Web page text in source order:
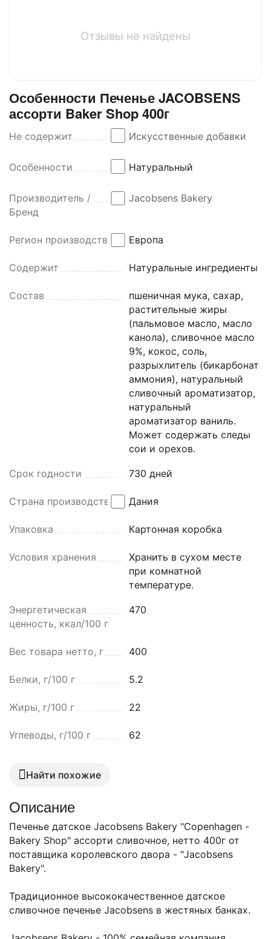
Отзывы не найдены
Особенности Печенье JACOBSENS
ассорти Baker Shop 400г
Не содержит Искусственные добавки
Особенности Натуральный
Производитель /
Бренд
Jacobsens Bakery
Регион производства Европа
Содержит Натуральные ингредиенты
Состав
пшеничная мука, сахар,
растительные жиры
(пальмовое масло, масло
канола), сливочное масло
9%, кокос, соль,
разрыхлитель (бикарбонат
аммония), натуральный
сливочный ароматизатор,
натуральный
ароматизатор ваниль.
Может содержать следы
сои и орехов.
Срок годности 730 дней
Страна производства Дания
Упаковка Картонная коробка
Условия хранения
Хранить в сухом месте
при комнатной
температуре.
Энергетическая
ценность, ккал/100 г
470
Вес товара нетто, г 400
Белки, г/100 г 5.2
Жиры, г/100 г 22
Углеводы, г/100 г 62
Найти похожие
Описание
Печенье датское Jacobsens Bakery "Copenhagen -
Bakery Shop" ассорти сливочное, нетто 400г от
поставщика королевского двора - "Jacobsens
Bakery".
Традиционное высококачественное датское
сливочное печенье Jacobsens в жестяных банках.